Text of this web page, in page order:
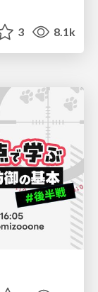
3 8.1k